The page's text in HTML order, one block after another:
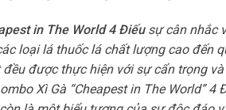
in The World 4 Điếu sự cân nhắc
loại lá thuốc lá chất lượng cao đến
được thực hiện với sự cẩn trọng
Xì Gà “Cheapest in The World”